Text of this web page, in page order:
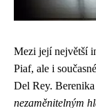
Mezi její největší
Piaf, ale i
Del Rey.
nezaměnitelným